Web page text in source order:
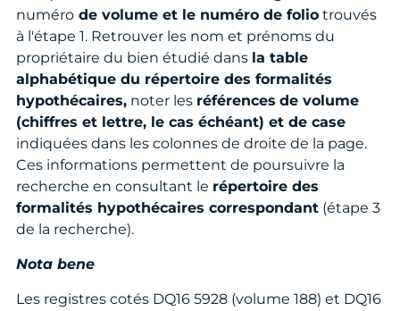
numérode volume et le numéro de foliotrouvés
à l'étape 1. Retrouver les nom et prénoms du
propriétaire du bien étudié dans la table
alphabétique du répertoire des formalités
hypothécaires,noter les références de volume
(chiffres et lettre, le cas échéant) et de case
indiquées dans les colonnes de droite de la page.
Ces informations permettent de poursuivre la
recherche en consultant le répertoire des
formalités hypothécaires correspondant(étape 3
de la recherche).
Nota bene
Les registres cotés DQ16 5928 (volume 188) et DQ16